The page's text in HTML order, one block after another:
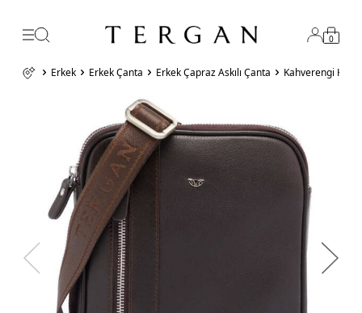
0
Erkek Erkek Çanta Erkek Çapraz Askılı Çanta Kahverengi